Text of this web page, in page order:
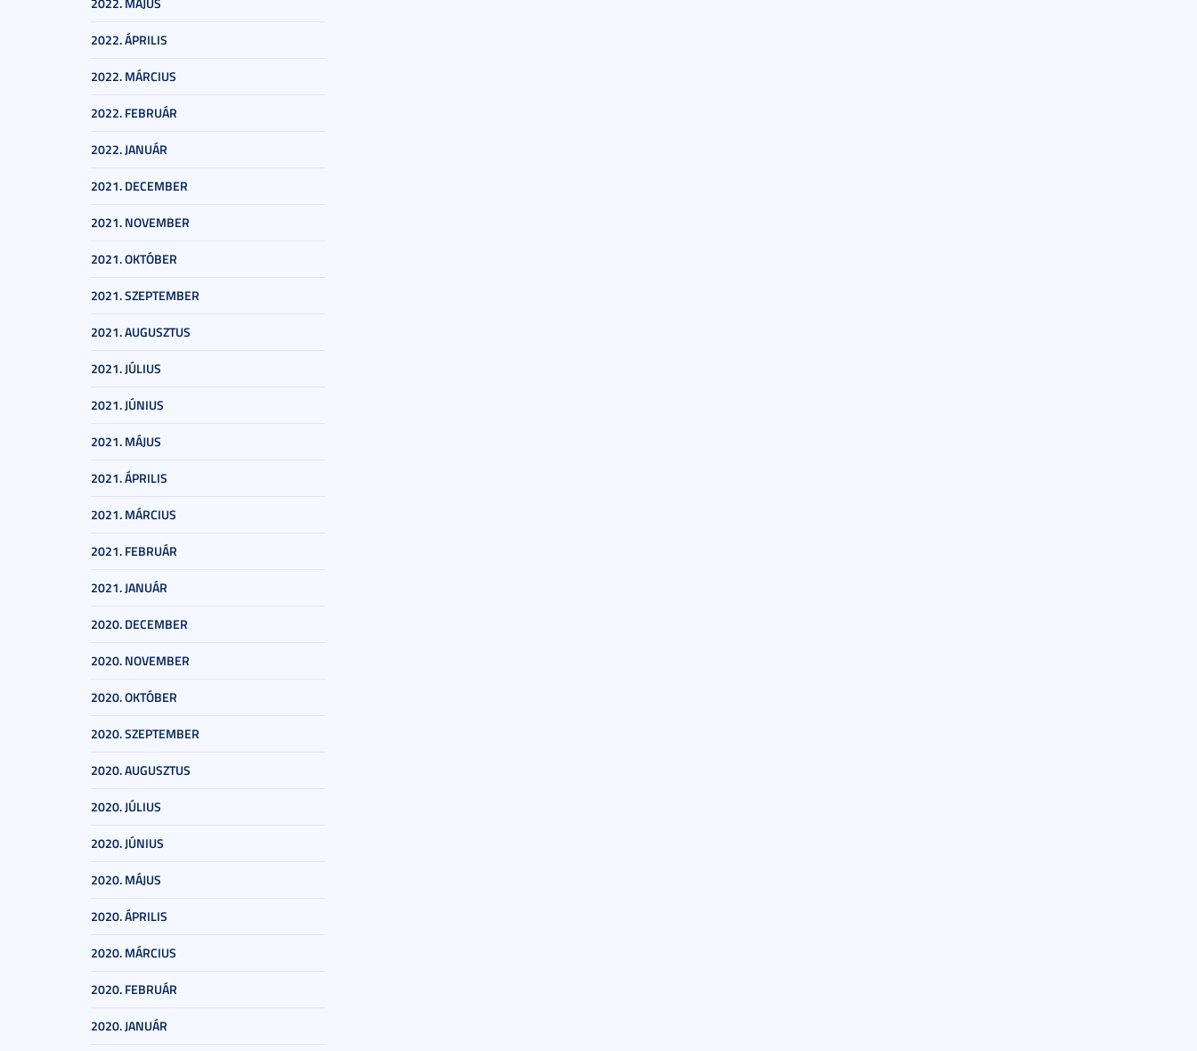
2022. ÁPRILIS
2022. MÁRCIUS
2022. FEBRUÁR
2022. JANUÁR
2021. DECEMBER
2021. NOVEMBER
2021. OKTÓBER
2021. SZEPTEMBER
2021. AUGUSZTUS
2021. JÚLIUS
2021. JÚNIUS
2021. MÁJUS
2021. ÁPRILIS
2021. MÁRCIUS
2021. FEBRUÁR
2021. JANUÁR
2020. DECEMBER
2020. NOVEMBER
2020. OKTÓBER
2020. SZEPTEMBER
2020. AUGUSZTUS
2020. JÚLIUS
2020. JÚNIUS
2020. MÁJUS
2020. ÁPRILIS
2020. MÁRCIUS
2020. FEBRUÁR
2020. JANUÁR